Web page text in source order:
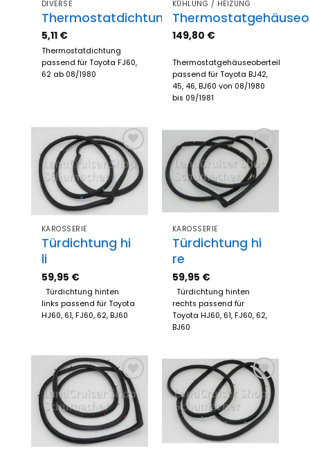
DIVERSE
Thermostatdichtung
5,11 €
Thermostatdichtung
passend für Toyota FJ60,
62 ab 08/1980
KÜHLUNG / HEIZUNG
149,80 €
Thermostatgehäuseoberteil
passend für Toyota BJ42,
45, 46, BJ60 von 08/1980
bis 09/1981
Zum
Merkzettel
hinzufügen
KAROSSERIE
Türdichtung hi
li
59,95 €
Türdichtung hinten
links passend für Toyota
HJ60, 61, FJ60, 62, BJ60
Zum
Merkzettel
hinzufügen
KAROSSERIE
Türdichtung hi
re
59,95 €
Türdichtung hinten
rechts passend für
Toyota HJ60, 61, FJ60, 62,
BJ60
Zum
Merkzettel
hinzufügen
Zum
Merkzettel
hinzufügen